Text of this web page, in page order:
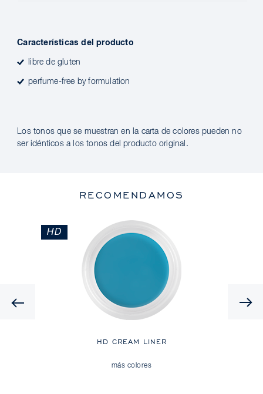
Características del producto
libre de gluten
perfume-free by formulation
Los tonos que se muestran en la carta de colores pueden no
ser idénticos a los tonos del producto original.
RECOMENDAMOS
Previous
HD CREAM LINER
más colores
HD